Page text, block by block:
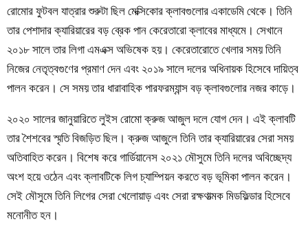
রোমোর ফুটবল যাত্রার শুরুটা ছিল মেক্সিকোর ক্লাবগুলোর একাডেমি থেকে। তিনি
তার পেশাদার ক্যারিয়ারের বড় ব্রেক পান কেরেতারো ক্লাবের মাধ্যমে। সেখানে
২০১৮ সালে তার লিগা এমএক্স অভিষেক হয়। কেরেতারোতে খেলার সময় তিনি
নিজের নেতৃত্বগুণের প্রমাণ দেন এবং ২০১৯ সালে দলের অধিনায়ক হিসেবে দায়িত্ব
পালন করেন। সে সময় তার ধারাবাহিক পারফরম্যান্স বড় ক্লাবগুলোর নজর কাড়ে।
২০২০ সালের জানুয়ারিতে লুইস রোমো ক্রুজ আজুল দলে যোগ দেন। এই ক্লাবটি
তার শৈশবের স্মৃতি বিজড়িত ছিল। ক্রুজ আজুলে তিনি তার ক্যারিয়ারের সেরা সময়
অতিবাহিত করেন। বিশেষ করে গার্ডিয়ানেস ২০২১ মৌসুমে তিনি দলের অবিচ্ছেদ্য
অংশ হয়ে ওঠেন এবং ক্লাবটিকে লিগ চ্যাম্পিয়ন করতে বড় ভূমিকা পালন করেন।
সেই মৌসুমে তিনি লিগের সেরা খেলোয়াড় এবং সেরা রক্ষণাত্মক মিডফিল্ডার হিসেবে
মনোনীত হন।